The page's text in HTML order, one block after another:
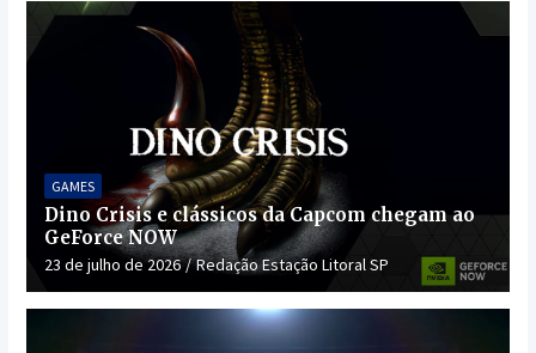
GAMES
Dino Crisis e clássicos da Capcom chegam ao
GeForce NOW
23 de julho de 2026 Redação Estação Litoral SP